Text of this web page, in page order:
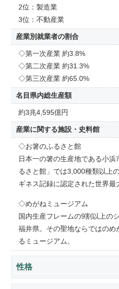
2位：製造業
3位：不動産業
産業別就業者の割合
◇第一次産業 約3.8%
◇第二次産業 約31.3%
◇第三次産業 約65.0%
名目県内総生産額
約3兆4,595億円
産業に関する施設・史料館
◇お箸のふるさと館
日本一の箸の生産地である小
るさと館」では3,000種類以上
ギネス記録に認定された世界最
◇めがねミュージアム
国内生産フレームの9割以上の
福井県。その聖地ならではの
るミュージアム。
性格